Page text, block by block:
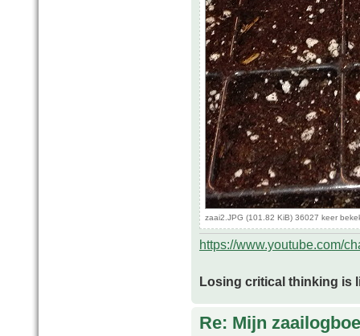
zaai2.JPG (101.82 KiB) 36027 keer
https://www.youtube.com/
Losing critical thinking is
Re: Mijn